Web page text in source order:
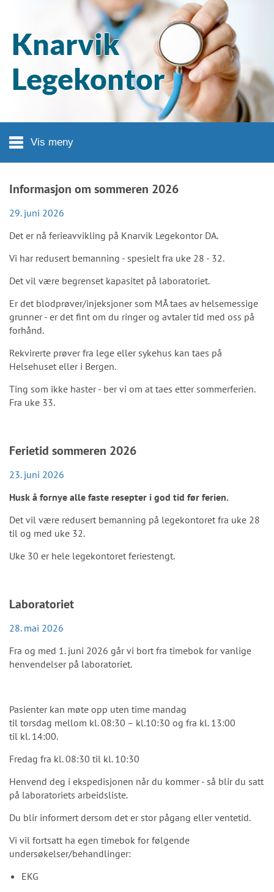
Hopp til hovedinnhold
Knarvik
Legekontor
Vis meny
Informasjon om sommeren 2026
29. juni 2026
Det er nå ferieavvikling på Knarvik Legekontor DA.
Vi har redusert bemanning - spesielt fra uke 28 - 32.
Det vil være begrenset kapasitet på laboratoriet.
Er det blodprøver/injeksjoner som MÅ taes av helsemessige
grunner - er det fint om du ringer og avtaler tid med oss på
forhånd.
Rekvirerte prøver fra lege eller sykehus kan taes på
Helsehuset eller i Bergen.
Ting som ikke haster - ber vi om at taes etter sommerferien.
Fra uke 33.
Ferietid sommeren 2026
23. juni 2026
Husk å fornye alle faste resepter i god tid før ferien.
Det vil være redusert bemanning på legekontoret fra uke 28
til og med uke 32.
Uke 30 er hele legekontoret feriestengt.
Laboratoriet
28. mai 2026
Fra og med 1. juni 2026 går vi bort fra timebok for vanlige
henvendelser på laboratoriet.
Pasienter kan møte opp uten time mandag
til torsdag mellom kl.08:30 – kl.10:30 og fra kl.13:00
til kl.14:00.
Fredag fra kl.08:30 til kl. 10:30
Henvend deg i ekspedisjonen når du kommer - så blir du satt
på laboratoriets arbeidsliste.
Du blir informert dersom det er stor pågang eller ventetid.
Vi vil fortsatt ha egen timebok for følgende
undersøkelser/behandlinger:
EKG